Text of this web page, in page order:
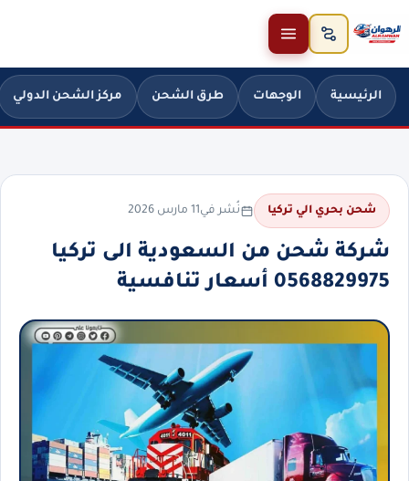
تخطَّ إلى المحتوى
الرئيسية الوجهات طرق الشحن مركز الشحن الدولي
شحن بحري الي تركيا نُشر في11 مارس 2026
شركة شحن من السعودية الى تركيا
0568829975 أسعار تنافسية